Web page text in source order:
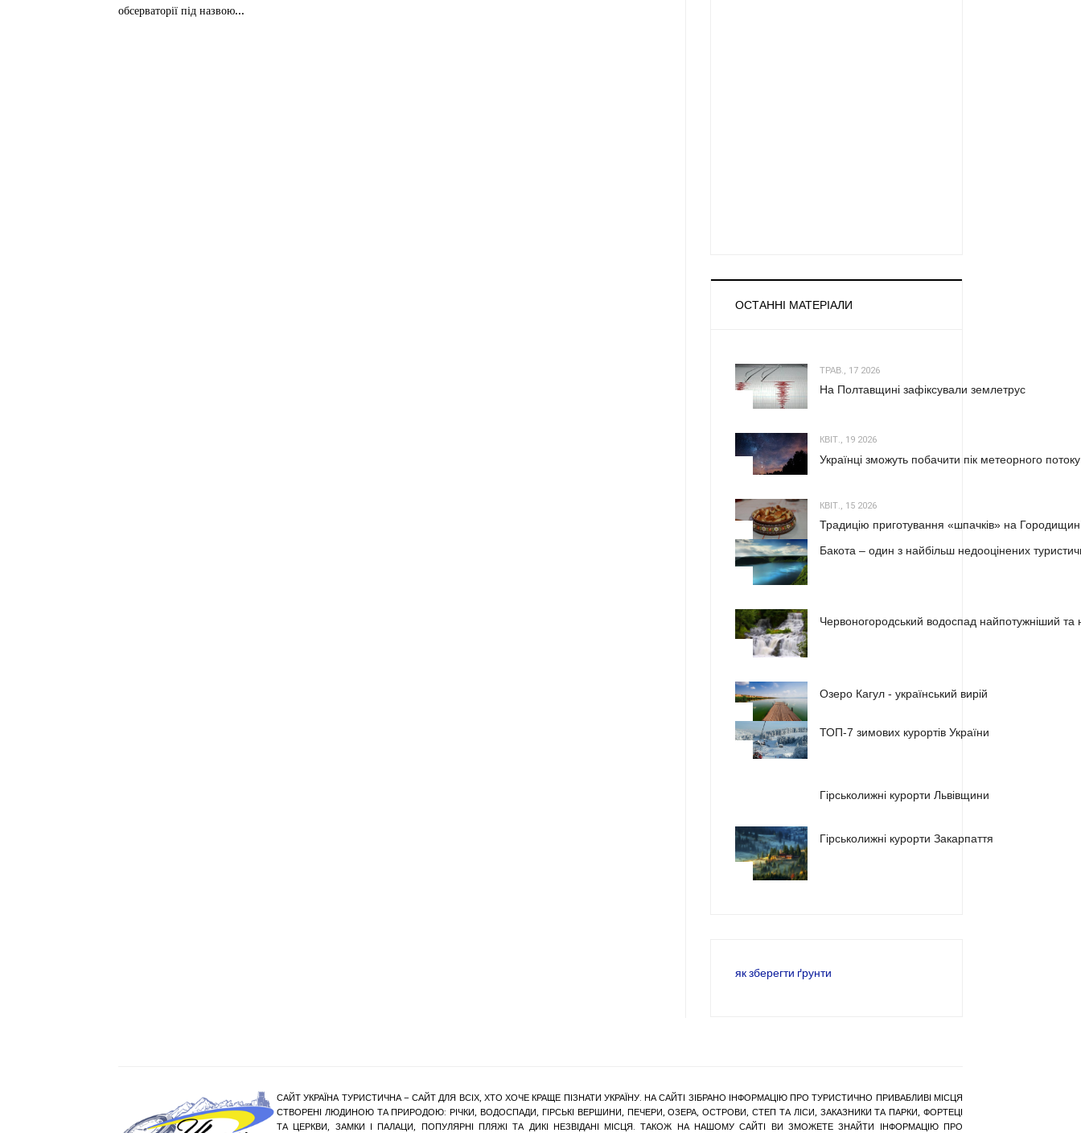
обсерваторії під назвою...
ОСТАННІ МАТЕРІАЛИ
ТРАВ., 17 2026
На Полтавщині зафіксували землетрус
КВІТ., 19 2026
Українці зможуть побачити пік метеорного
КВІТ., 15 2026
Традицію приготування «шпачків» на
Бакота – один з найбільш недооцінених
Червоногородський водоспад найпотужніший та
Озеро Кагул - український вирій
ТОП-7 зимових курортів України
Гірськолижні курорти Львівщини
Гірськолижні курорти Закарпаття
як зберегти ґрунти
САЙТ УКРАЇНА ТУРИСТИЧНА – САЙТ ДЛЯ ВСІХ, ХТО ХОЧЕ КРАЩЕ ПІЗНАТИ УКРАЇНУ. НА САЙТІ ЗІБРАНО ІНФОРМАЦІЮ ПРО ТУРИСТИЧНО ПРИВАБЛИВІ МІСЦЯ
СТВОРЕНІ ЛЮДИНОЮ ТА ПРИРОДОЮ: РІЧКИ, ВОДОСПАДИ, ГІРСЬКІ ВЕРШИНИ, ПЕЧЕРИ, ОЗЕРА, ОСТРОВИ, СТЕП ТА ЛІСИ, ЗАКАЗНИКИ ТА ПАРКИ, ФОРТЕЦІ
ТА ЦЕРКВИ, ЗАМКИ І ПАЛАЦИ, ПОПУЛЯРНІ ПЛЯЖІ ТА ДИКІ НЕЗВІДАНІ МІСЦЯ. ТАКОЖ НА НАШОМУ САЙТІ ВИ ЗМОЖЕТЕ ЗНАЙТИ ІНФОРМАЦІЮ ПРО